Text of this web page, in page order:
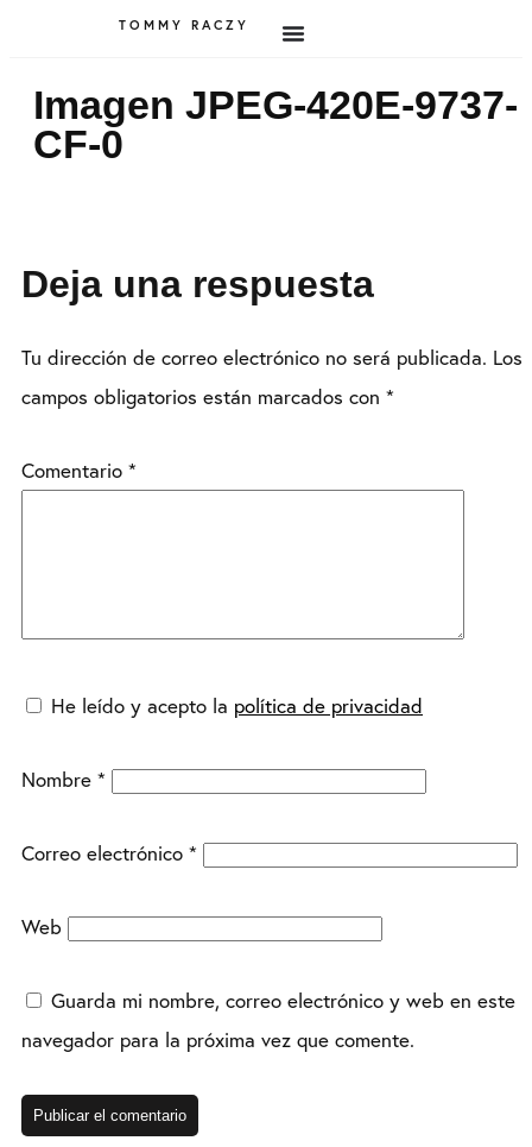
TOMMY RACZY
Imagen JPEG-420E-9737-
CF-0
Deja una respuesta
Tu dirección de correo electrónico no será publicada. Los
campos obligatorios están marcados con *
Comentario *
He leído y acepto la política de privacidad
Nombre *
Correo electrónico *
Web
Guarda mi nombre, correo electrónico y web en este
navegador para la próxima vez que comente.